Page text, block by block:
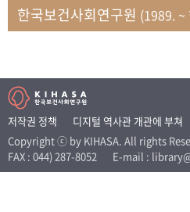
박재빈
연구부 인구역학담당실
변종화
보건정책연구실 건강증진팀
송건용
보건정책연구실
송태민
정보통계연구실 빅데이터연
신희설
사업개발부 국제협력연구실
이규식
의료보험연구실
이문기
훈련부
한국보건사회연구원 (1989. ~
저작권 정책 디지털 역사관 개관에 부쳐
Copyright ⓒ by KIHASA. All rights
FAX : 044) 287-8052
E-mail :